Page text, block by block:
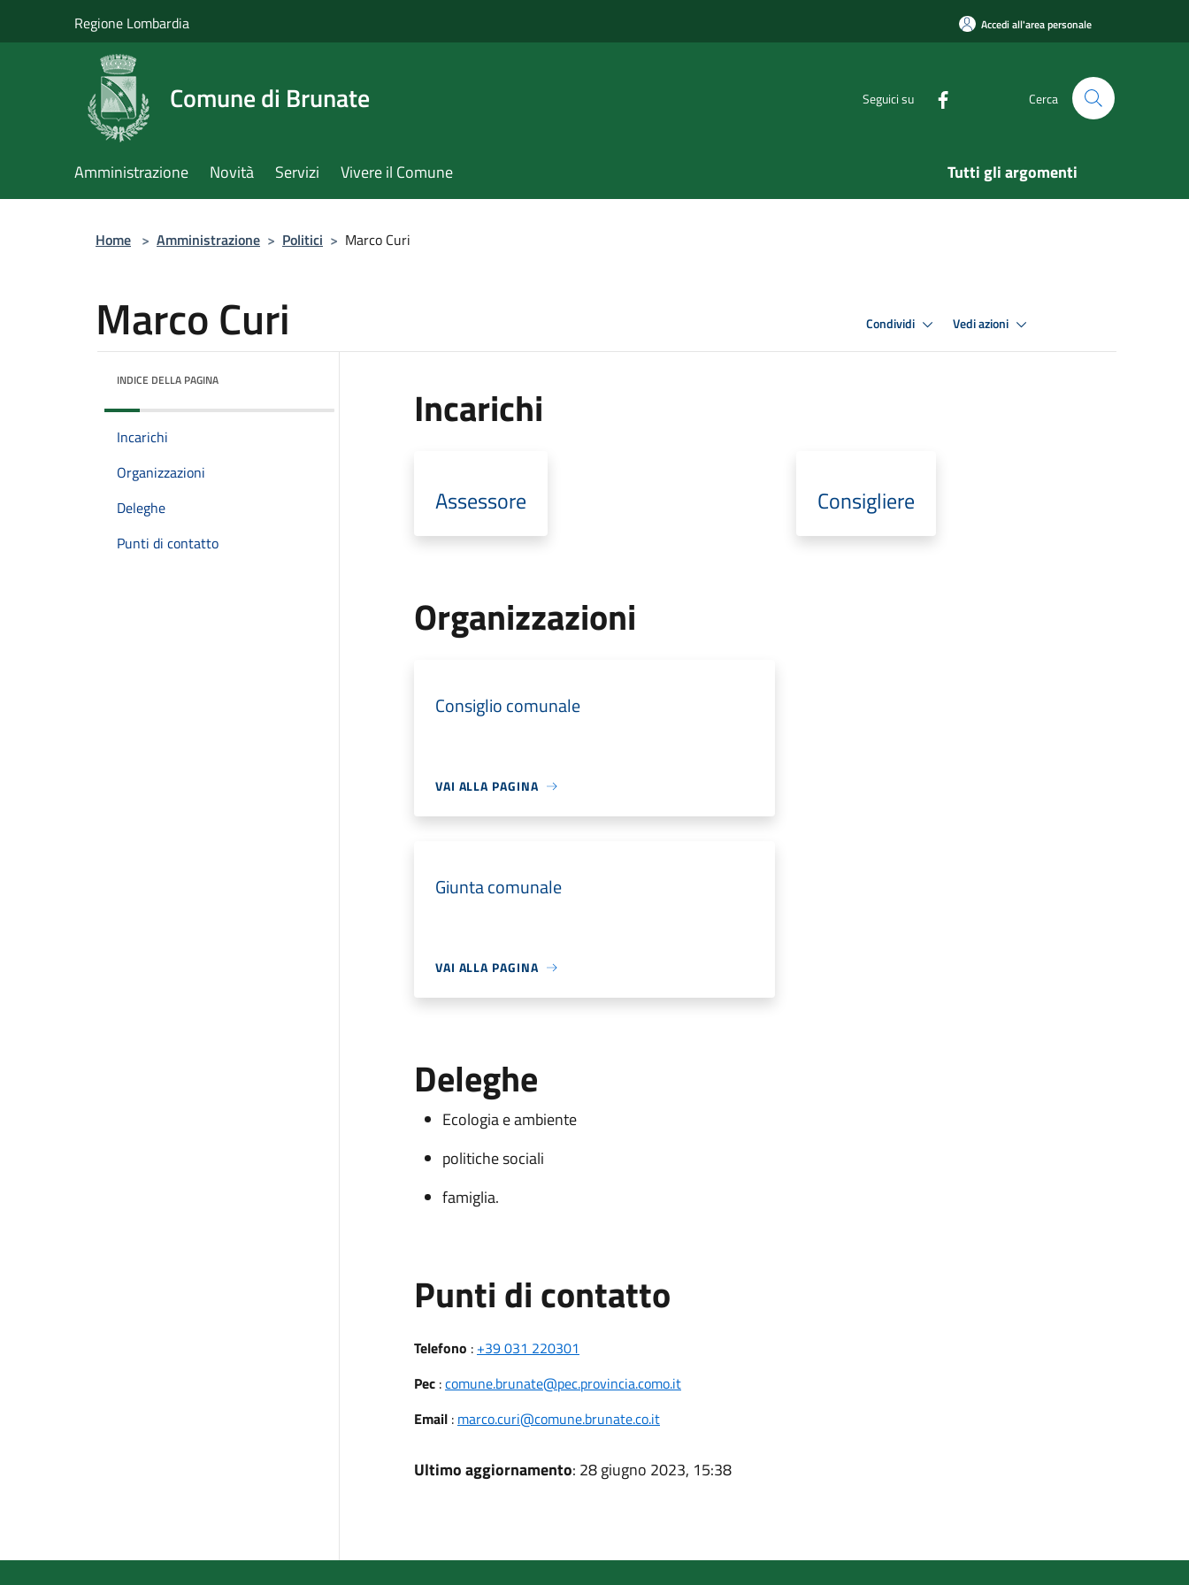
Regione Lombardia Accedi all'area personale
Comune di Brunate Seguici su Cerca
Amministrazione Novità Servizi Vivere il Comune Tutti gli argomenti
Home > Amministrazione > Politici > Marco Curi
Marco Curi Condividi Vedi azioni
INDICE DELLA PAGINA
Incarichi
Organizzazioni
Deleghe
Punti di contatto
Incarichi
Assessore Consigliere
Organizzazioni
Consiglio comunale
VAI ALLA PAGINA
Giunta comunale
VAI ALLA PAGINA
Deleghe
Ecologia e ambiente
politiche sociali
famiglia.
Punti di contatto
Telefono : +39 031 220301
Pec:comune.brunate@pec.provincia.como.it
Email: marco.curi@comune.brunate.co.it
Ultimo aggiornamento: 28 giugno 2023, 15:38